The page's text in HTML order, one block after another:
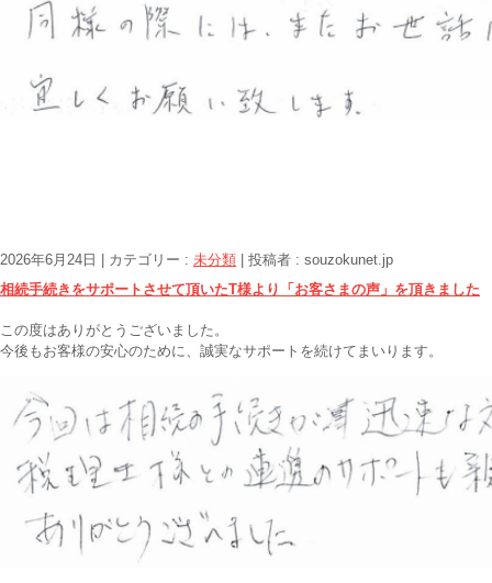
2026年6月24日 | カテゴリー : 未分類 | 投稿者 : souzokunet.jp
相続手続きをサポートさせて頂いたT様より「お客さまの声」を頂きました
この度はありがとうございました。
今後もお客様の安心のために、誠実なサポートを続けてまいります。